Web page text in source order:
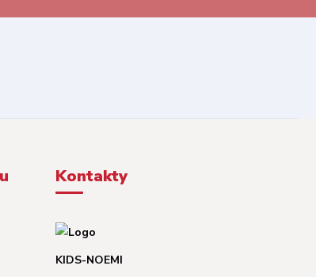
Kontakty
KIDS-NOEMI